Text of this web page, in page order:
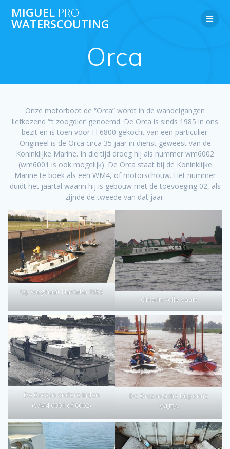
inhoud
MIGUEL PRO
WATERSCOUTING
Orca
Onze motorboot de “Orca” wordt in de wandelgangen
liefkozend “’t zoogdier’ genoemd. De Orca is sinds 1985 in ons
bezit en is toen voor Fl 6800 gekocht van een particulier.
Origineel is de Orca circa 35 jaar in dienst geweest van de
Koninklijke Marine. In die tijd droeg hij als nummer wm6002
(wm6001 is ook mogelijk). De Orca staat bij de Koninklijke
Marine te boek als een WM4, of motorschouw. Het nummer
duidt het jaartal waarin hij is gebouw met de toevoeging 02, als
zijnde de tweede van dat jaar.
Op weg naar Nawaka 1985
Orca in volle vaart
De Orca in andere tijden
(WM4 6001 of 6002)
De Orca in actie bij pontje
WUTA